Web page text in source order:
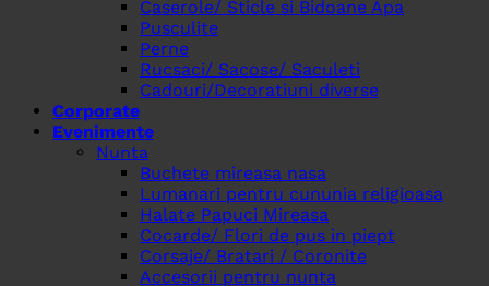
Caserole/ Sticle si Bidoane Apa
Pusculite
Perne
Rucsaci/ Sacose/ Saculeti
Cadouri/Decoratiuni diverse
Corporate
Evenimente
Nunta
Buchete mireasa nasa
Lumanari pentru cununia religioasa
Halate Papuci Mireasa
Cocarde/ Flori de pus in piept
Corsaje/ Bratari / Coronite
Accesorii pentru nunta